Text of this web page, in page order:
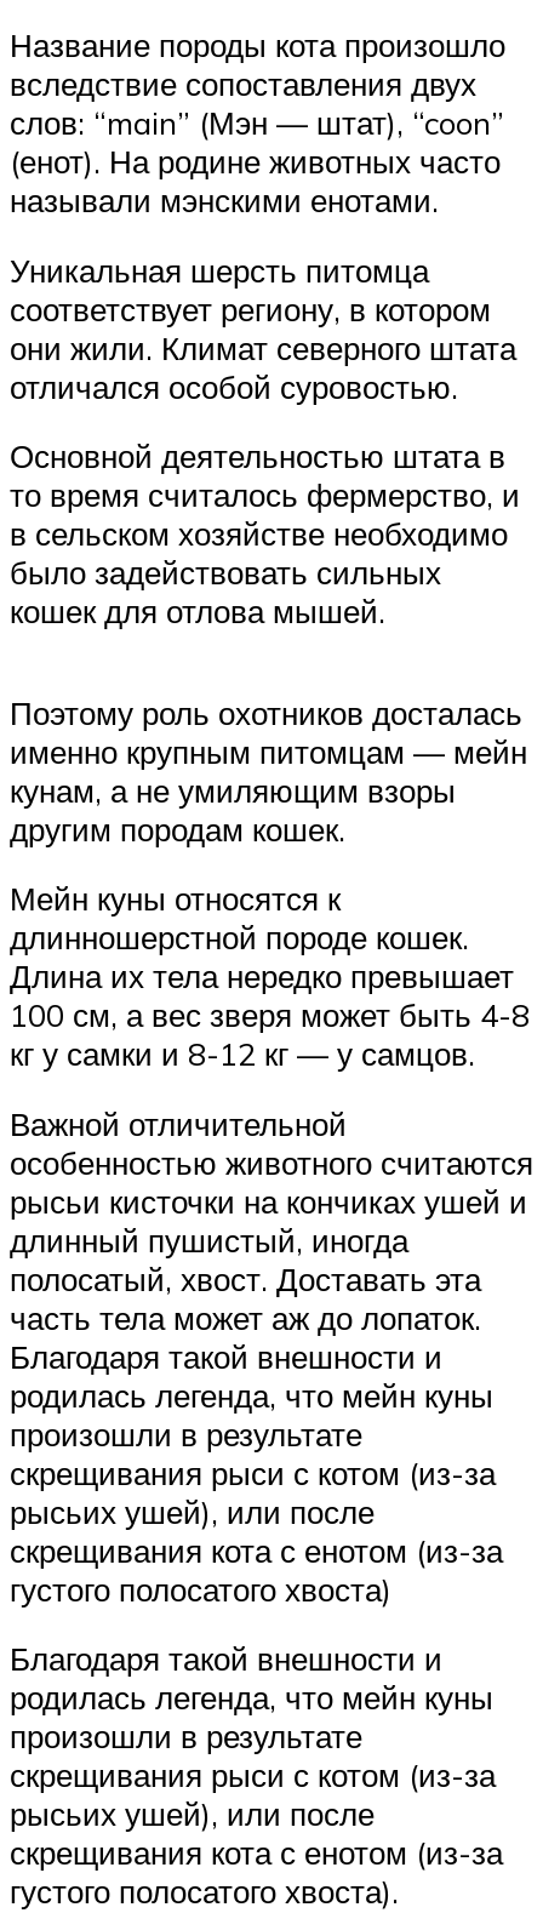
Название породы кота произошло
вследствие сопоставления двух
слов: “main” (Мэн — штат), “coon”
(енот). На родине животных часто
называли мэнскими енотами.
Уникальная шерсть питомца
соответствует региону, в котором
они жили. Климат северного штата
отличался особой суровостью.
Основной деятельностью штата в
то время считалось фермерство, и
в сельском хозяйстве необходимо
было задействовать сильных
кошек для отлова мышей.
Поэтому роль охотников досталась
именно крупным питомцам — мейн
кунам, а не умиляющим взоры
другим породам кошек.
Мейн куны относятся к
длинношерстной породе кошек.
Длина их тела нередко превышает
100 см, а вес зверя может быть 4-8
кг у самки и 8-12 кг — у самцов.
Важной отличительной
особенностью животного считаются
рысьи кисточки на кончиках ушей и
длинный пушистый, иногда
полосатый, хвост. Доставать эта
часть тела может аж до лопаток.
Благодаря такой внешности и
родилась легенда, что мейн куны
произошли в результате
скрещивания рыси с котом (из-за
рысьих ушей), или после
скрещивания кота с енотом (из-за
густого полосатого хвоста)
Благодаря такой внешности и
родилась легенда, что мейн куны
произошли в результате
скрещивания рыси с котом (из-за
рысьих ушей), или после
скрещивания кота с енотом (из-за
густого полосатого хвоста).